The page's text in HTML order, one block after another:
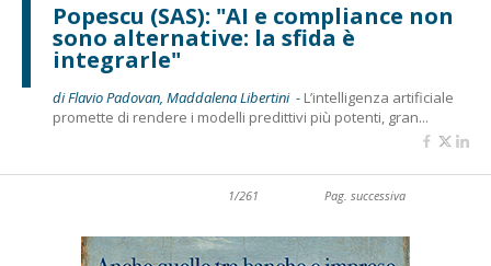
Popescu (SAS): "AI e compliance non
sono alternative: la sfida è
integrarle"
di Flavio Padovan, Maddalena Libertini - L’intelligenza artificiale
promette di rendere i modelli predittivi più potenti, gran...
1/261 Pag. successiva